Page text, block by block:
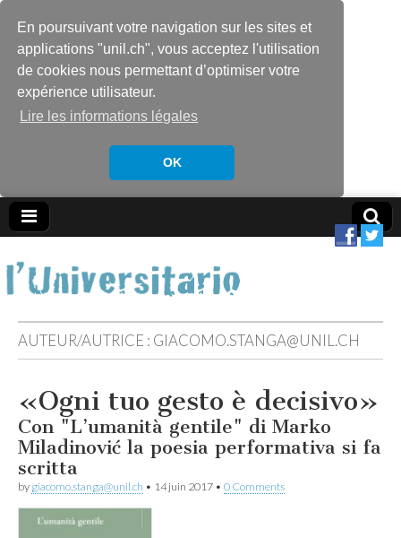
En poursuivant votre navigation sur les sites et
applications "unil.ch", vous acceptez l'utilisation
de cookies nous permettant d’optimiser votre
expérience utilisateur.
Lire les informations légales
OK
AUTEUR/AUTRICE : GIACOMO.STANGA@UNIL.CH
«Ogni tuo gesto è decisivo»
Con "L’umanità gentile" di Marko
Miladinović la poesia performativa si fa
scritta
by giacomo.stanga@unil.ch • 14 juin 2017 • 0 Comments